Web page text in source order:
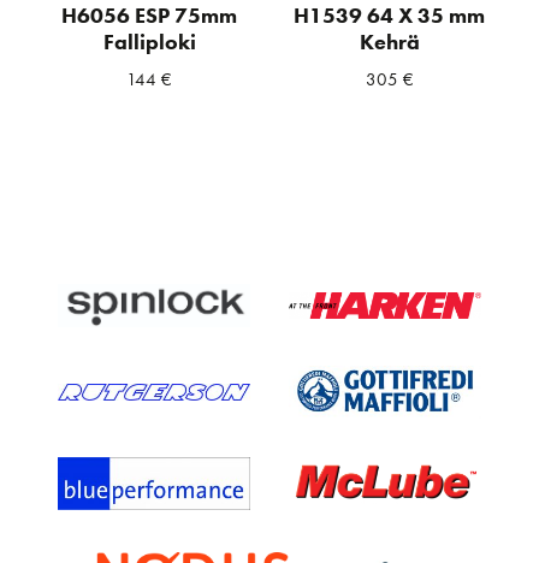
H6056 ESP 75mm
Falliploki
144€
H1539 64 X 35 mm
Kehrä
305 €